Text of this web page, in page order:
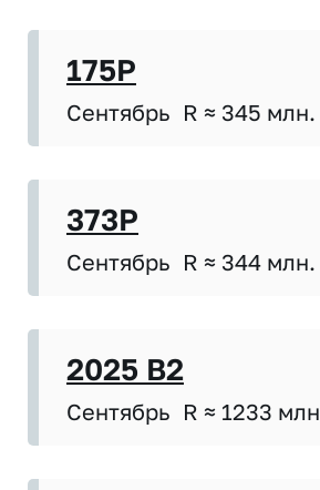
175P
Сентябрь R ≈ 345
373P
Сентябрь R ≈ 344
2025 B2
Сентябрь R ≈ 1233